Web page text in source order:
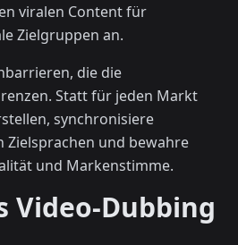
viralen Content für
Zielgruppen an.
die die
Statt für jeden Markt
synchronisiere
Zielsprachen und bewahre
und Markenstimme.
Video-Dubbing